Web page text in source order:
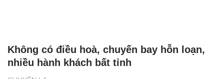
Không có điều hoà, chuyến bay hỗn loạn,
nhiều hành khách bất tỉnh